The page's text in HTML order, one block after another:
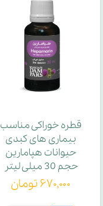
قطره خوراکی مناسب
بیماری های کبدی
حیوانات هپامارین
حجم 30 میلی لیتر
۶۷۰,۰۰۰ تومان